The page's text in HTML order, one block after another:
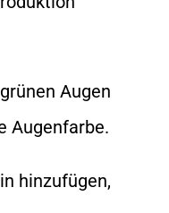
Augen
Augenfarbe.
hinzufügen,